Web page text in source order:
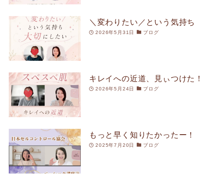
＼変わりたい／という気持ち
2026年5月31日 ブログ
キレイへの近道、見ぃつけた！
2026年5月24日 ブログ
もっと早く知りたかったー！
2025年7月20日 ブログ